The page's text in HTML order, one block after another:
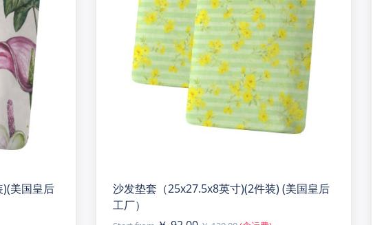
美国皇后
沙发垫套（25x27.5x8英寸)(2件装) (美国皇后
工厂）